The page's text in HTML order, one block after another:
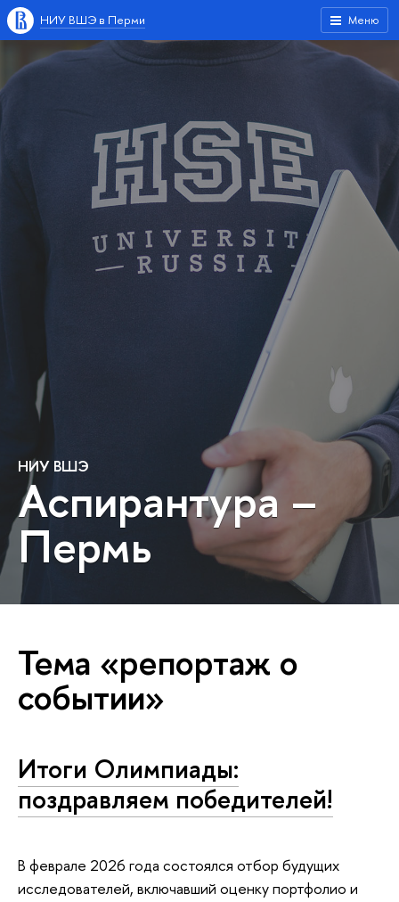
Меню
НИУ ВШЭ в Перми
НИУ ВШЭ
Аспирантура –
Пермь
Тема «репортаж о
событии»
Итоги Олимпиады:
поздравляем победителей!
В феврале 2026 года состоялся отбор будущих
исследователей, включавший оценку портфолио и